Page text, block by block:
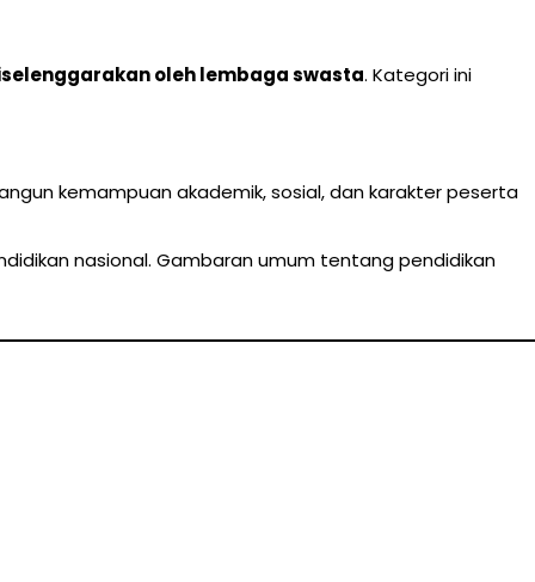
oleh lembaga swasta. Kategori ini
kemampuan akademik, sosial, dan karakter peserta
nasional. Gambaran umum tentang pendidikan